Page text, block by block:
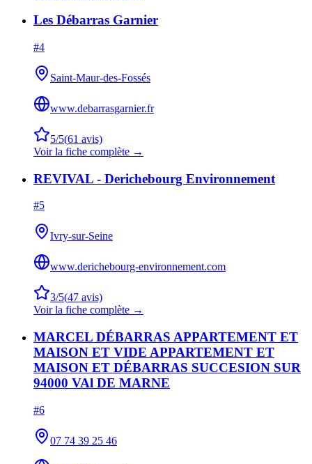
Les Débarras Garnier
#4
Saint-Maur-des-Fossés
www.debarrasgarnier.fr
5/5(61 avis)
Voir la fiche complète →
REVIVAL - Derichebourg Environnement
#5
Ivry-sur-Seine
www.derichebourg-environnement.com
3/5(47 avis)
Voir la fiche complète →
MARCEL DÉBARRAS APPARTEMENT ET
MAISON ET VIDE APPARTEMENT ET
MAISON ET DÉBARRAS SUCCESION SUR
94000 VAl DE MARNE
#6
07 74 39 25 46